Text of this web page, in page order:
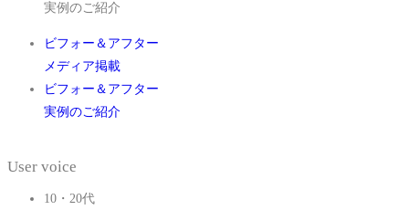
実例のご紹介
ビフォー＆アフター
メディア掲載
ビフォー＆アフター
実例のご紹介
User voice
10・20代